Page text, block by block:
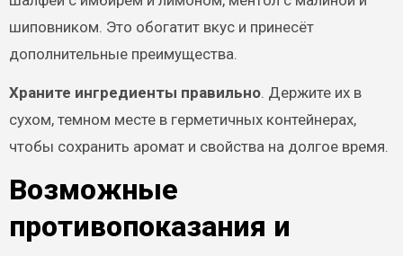
шиповником. Это обогатит вкус и принесёт
дополнительные преимущества.
Храните ингредиенты правильно. Держите их в
сухом, темном месте в герметичных контейнерах,
чтобы сохранить аромат и свойства на долгое время.
Возможные
противопоказания и